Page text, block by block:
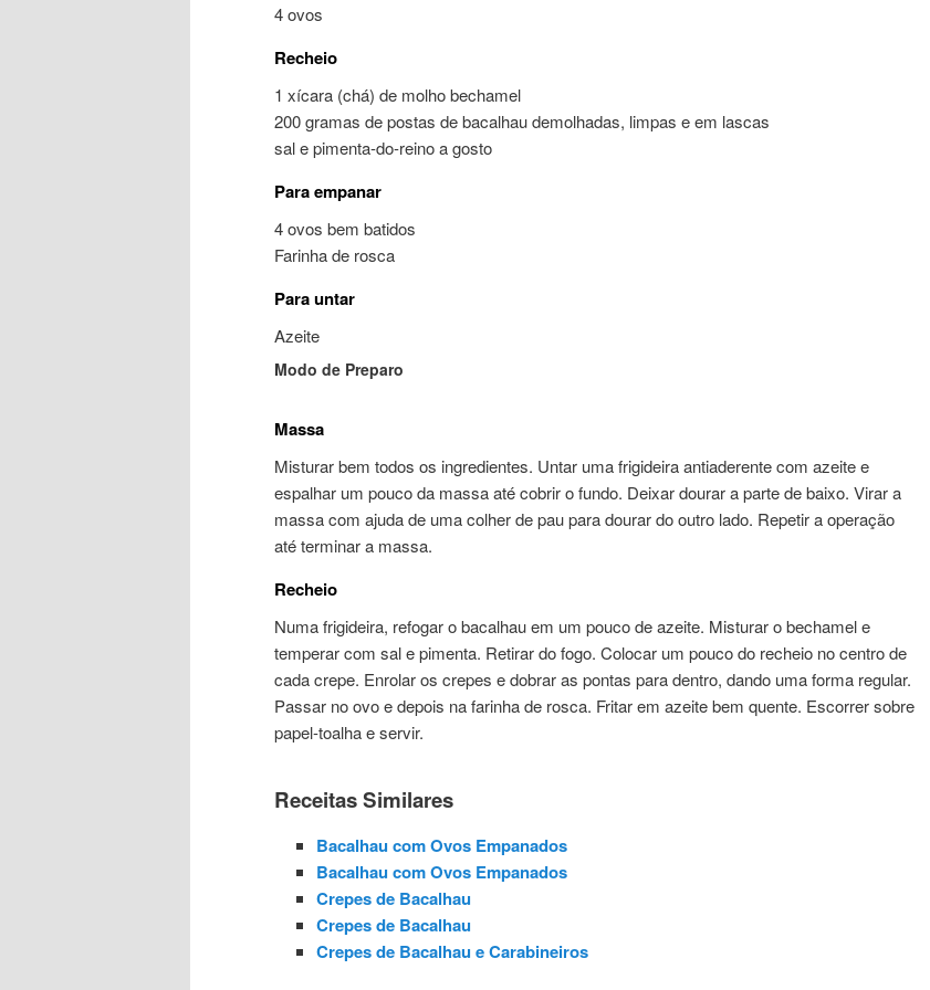
4 ovos
Recheio
1 xícara (chá) de molho bechamel
200 gramas de postas de bacalhau demolhadas, limpas e em lascas
sal e pimenta-do-reino a gosto
Para empanar
4 ovos bem batidos
Farinha de rosca
Para untar
Azeite
Modo de Preparo
Massa
Misturar bem todos os ingredientes. Untar uma frigideira antiaderente com azeite e
espalhar um pouco da massa até cobrir o fundo. Deixar dourar a parte de baixo. Virar a
massa com ajuda de uma colher de pau para dourar do outro lado. Repetir a operação
até terminar a massa.
Recheio
Numa frigideira, refogar o bacalhau em um pouco de azeite. Misturar o bechamel e
temperar com sal e pimenta. Retirar do fogo. Colocar um pouco do recheio no centro de
cada crepe. Enrolar os crepes e dobrar as pontas para dentro, dando uma forma regular.
Passar no ovo e depois na farinha de rosca. Fritar em azeite bem quente. Escorrer sobre
papel-toalha e servir.
Receitas Similares
Bacalhau com Ovos Empanados
Bacalhau com Ovos Empanados
Crepes de Bacalhau
Crepes de Bacalhau
Crepes de Bacalhau e Carabineiros